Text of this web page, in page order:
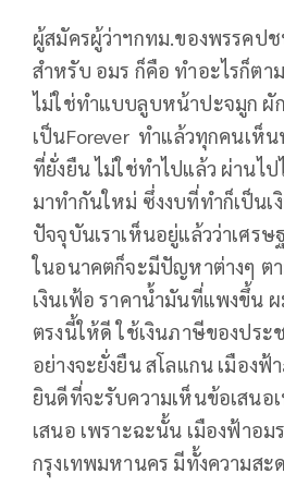
ผู้สมัครผู้ว่าฯกทม.ของพรรคปช
สำหรับ อมร ก็คือ ทำอะไรก็ตา
ไม่ใช่ทำแบบลูบหน้าปะจมูก ผั
เป็นForever ทำแล้วทุกคนเห็น
ที่ยั่งยืน ไม่ใช่ทำไปแล้ว ผ่านไ
มาทำกันใหม่ ซึ่งงบที่ทำก็เป็น
ปัจจุบันเราเห็นอยู่แล้วว่าเศรษ
ในอนาคตก็จะมีปัญหาต่างๆ ต
เงินเฟ้อ ราคาน้ำมันที่แพงขึ้น ผ
ตรงนี้ให้ดี ใช้เงินภาษีของปร
อย่างจะยั่งยืน สโลแกน เมืองฟ้
ยินดีที่จะรับความเห็นข้อเสนอ
เสนอ เพราะฉะนั้น เมืองฟ้าอม
กรุงเทพมหานคร มีทั้งความสะ